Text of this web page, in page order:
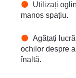
Utilizați
manos spațiu.
Agățați
ochilor despre
înaltă.